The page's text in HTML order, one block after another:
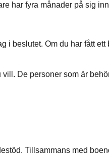
har fyra månader på sig
i beslutet. Om du har fått ett
De personer som är
Tillsammans med